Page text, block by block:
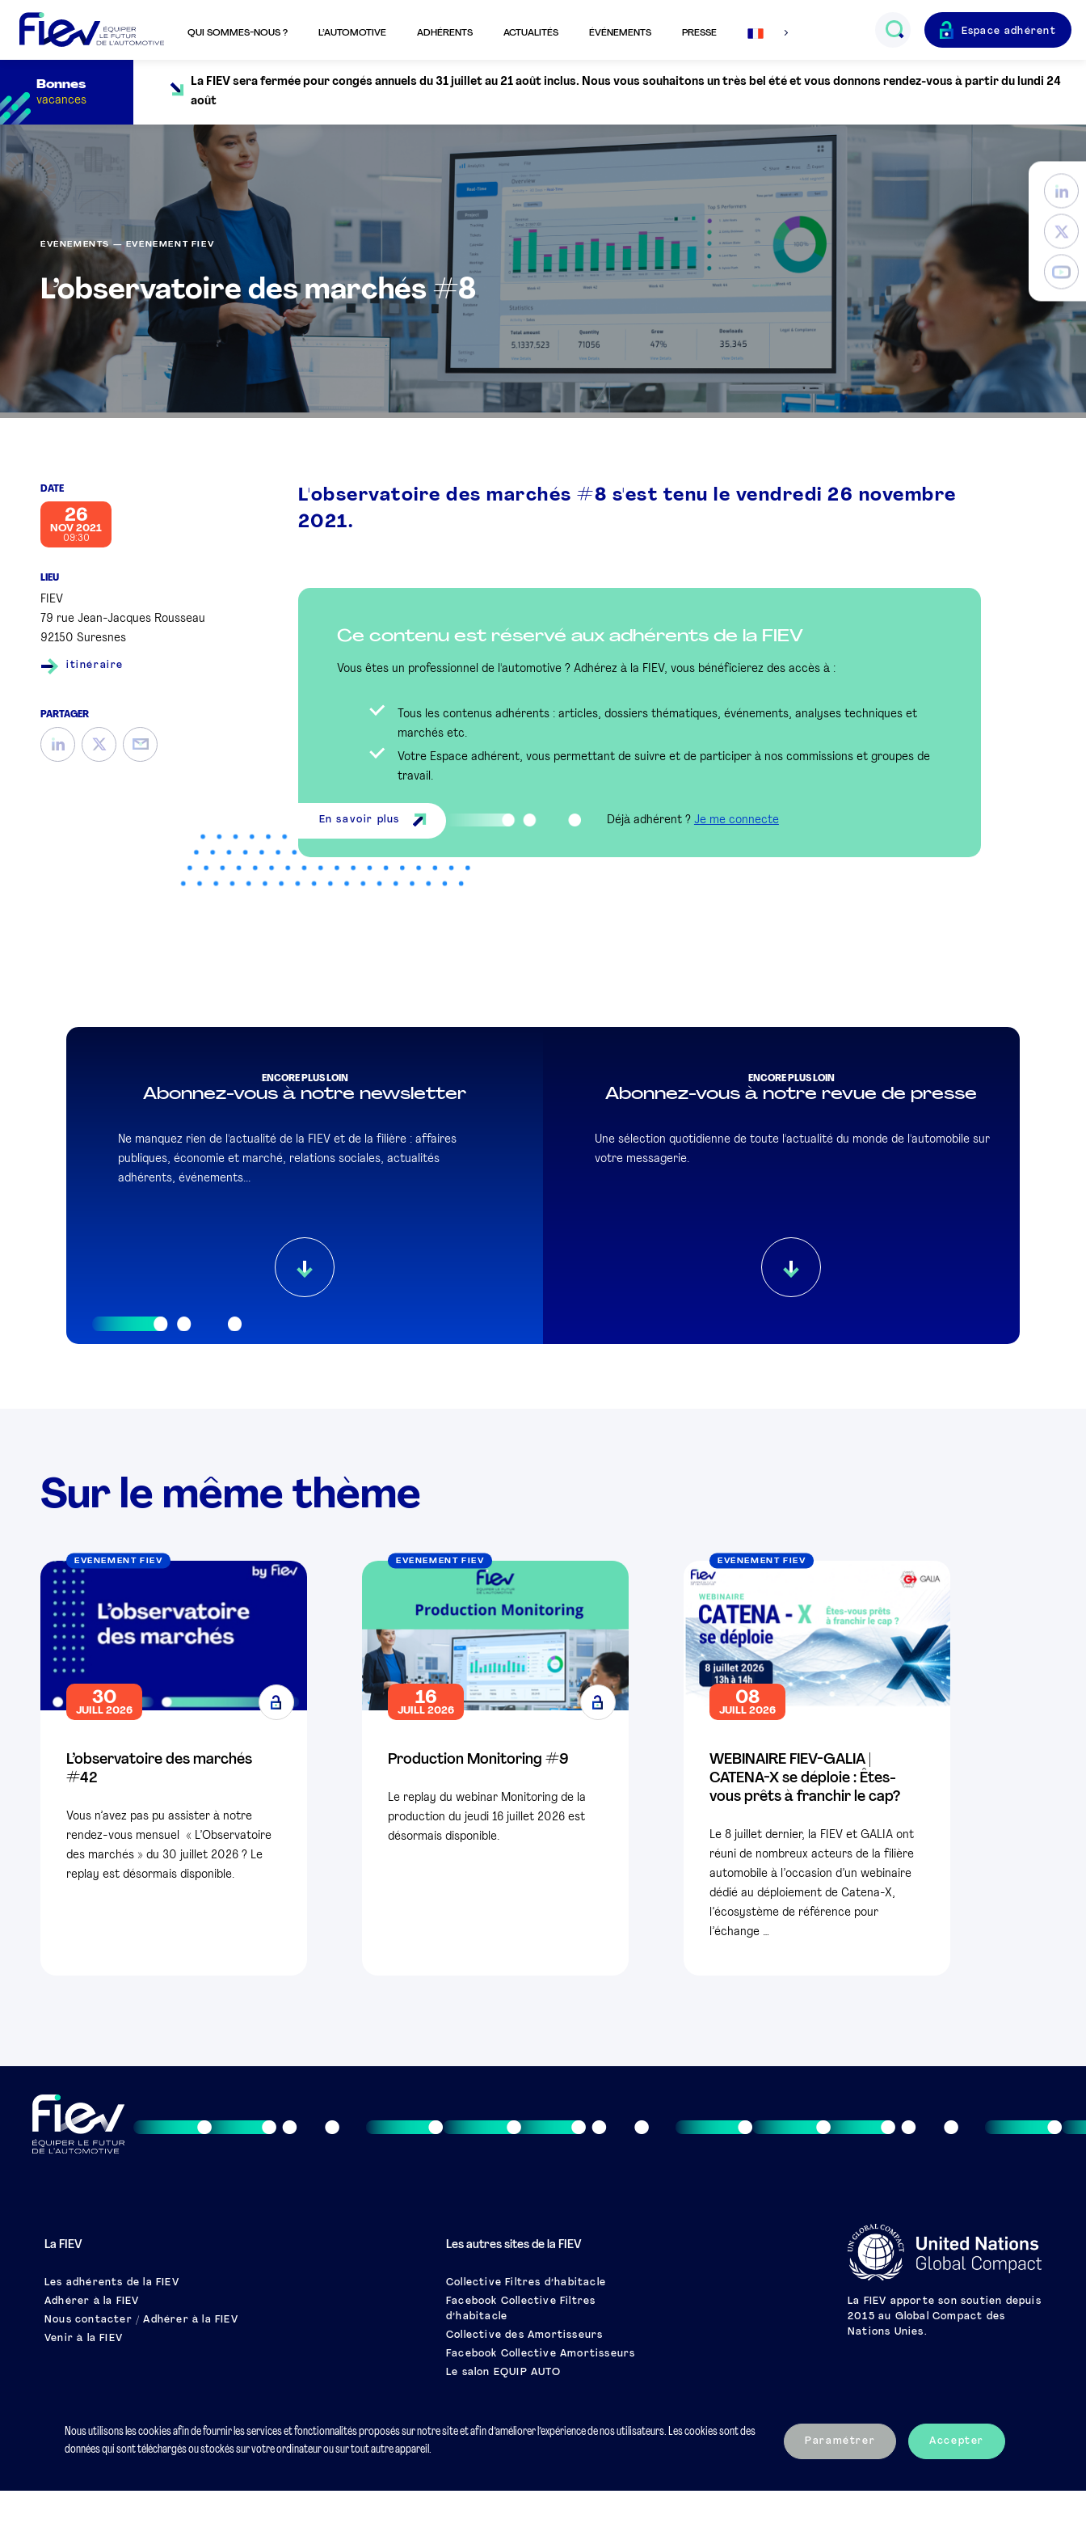
QUI SOMMES-NOUS ? L’AUTOMOTIVE ADHÉRENTS ACTUALITÉS ÉVÉNEMENTS PRESSE
Français
Espace adhérent
Bonnes
vacances
La FIEV sera fermée pour congés annuels du 31 juillet au 21 août inclus. Nous vous souhaitons un très bel été et vous donnons rendez-vous à partir du lundi 24
août
ÉVÈNEMENTS — EVÉNEMENT FIEV
L’observatoire des marchés #8
DATE
26
NOV 2021
09:30
LIEU
FIEV
79 rue Jean-Jacques Rousseau
92150 Suresnes
itinéraire
PARTAGER
L'observatoire des marchés #8 s'est tenu le vendredi 26 novembre
2021.
Ce contenu est réservé aux adhérents de la FIEV
Vous êtes un professionnel de l'automotive ? Adhérez à la FIEV, vous bénéficierez des accès à :
Tous les contenus adhérents : articles, dossiers thématiques, événements, analyses techniques et
marchés etc.
Votre Espace adhérent, vous permettant de suivre et de participer à nos commissions et groupes de
travail.
En savoir plus Déjà adhérent ? Je me connecte
ENCORE PLUS LOIN
Abonnez-vous à notre newsletter
Ne manquez rien de l'actualité de la FIEV et de la filière : affaires
publiques, économie et marché, relations sociales, actualités
adhérents, événements...
ENCORE PLUS LOIN
Abonnez-vous à notre revue de presse
Une sélection quotidienne de toute l'actualité du monde de l'automobile sur
votre messagerie.
Sur le même thème
EVÉNEMENT FIEV
30
JUILL 2026
L’observatoire des marchés
#42
Vous n’avez pas pu assister à notre
rendez-vous mensuel « L’Observatoire
des marchés » du 30 juillet 2026 ? Le
replay est désormais disponible.
EVÉNEMENT FIEV
16
JUILL 2026
Production Monitoring #9
Le replay du webinar Monitoring de la
production du jeudi 16 juillet 2026 est
désormais disponible.
EVÉNEMENT FIEV
08
JUILL 2026
WEBINAIRE FIEV-GALIA |
CATENA-X se déploie : Êtes-
vous prêts à franchir le cap?
Le 8 juillet dernier, la FIEV et GALIA ont
réuni de nombreux acteurs de la filière
automobile à l’occasion d’un webinaire
dédié au déploiement de Catena-X,
l’écosystème de référence pour
l’échange …
La FIEV
Les adhérents de la FIEV
Adhérer à la FIEV
Nous contacter / Adhérer à la FIEV
Venir à la FIEV
Les autres sites de la FIEV
Collective Filtres d’habitacle
Facebook Collective Filtres
d’habitacle
Collective des Amortisseurs
Facebook Collective Amortisseurs
Le salon EQUIP AUTO
La FIEV apporte son soutien depuis
2015 au Global Compact des
Nations Unies.
Mentions légales Charte éthique
Nous utilisons les cookies afin de fournir les services et fonctionnalités proposés sur notre site et afin d’améliorer l’expérience de nos utilisateurs. Les cookies sont des
données qui sont téléchargés ou stockés sur votre ordinateur ou sur tout autre appareil.
Paramétrer Accepter